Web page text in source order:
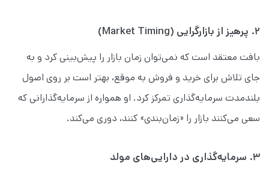
۲. پرهیز از بازارگرایی (Market Timing)
بافت معتقد است که نمی‌توان زمان بازار را پیش‌بینی کرد و به
جای تلاش برای خرید و فروش به موقع، بهتر است بر روی اصول
بلندمدت سرمایه‌گذاری تمرکز کرد. او همواره از سرمایه‌گذارانی که
سعی می‌کنند بازار را «زمان‌بندی» کنند، دوری می‌کند.
۳. سرمایه‌گذاری در دارایی‌های مولد